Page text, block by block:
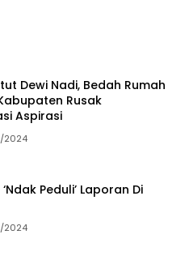
Dewi Nadi, Bedah Rumah
Rusak
Aspirasi
2024
Peduli’ Laporan Di
2024